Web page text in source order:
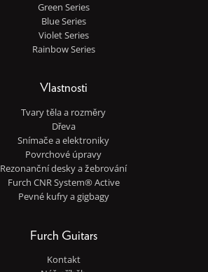
Green Series
Blue Series
Violet Series
Rainbow Series
Vlastnosti
Tvary těla a rozměry
Dřeva
Snímače a elektroniky
Povrchové úpravy
Rezonanční desky a žebrování
Furch CNR System® Active
Pevné kufry a gigbagy
Furch Guitars
Kontakt